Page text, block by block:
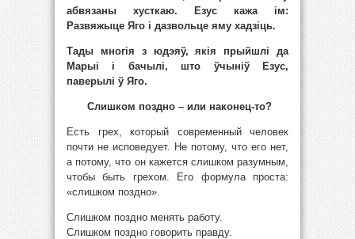
абвязаны хусткаю. Езус кажа ім:
Развяжыце Яго і дазвольце яму хадзіць.
Тады многія з юдэяў, якія прыйшлі да
Марыі і бачылі, што ўчыніў Езус,
паверылі ў Яго.
Слишком поздно – или наконец-то?
Есть грех, который современный человек
почти не исповедует. Не потому, что его нет,
а потому, что он кажется слишком разумным,
чтобы быть грехом. Его формула проста:
«слишком поздно».
Слишком поздно менять работу.
Слишком поздно говорить правду.